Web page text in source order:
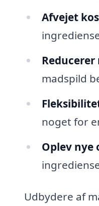
Afvejet
Reducerer
madspild
noget for
Oplev nye
Udbydere af